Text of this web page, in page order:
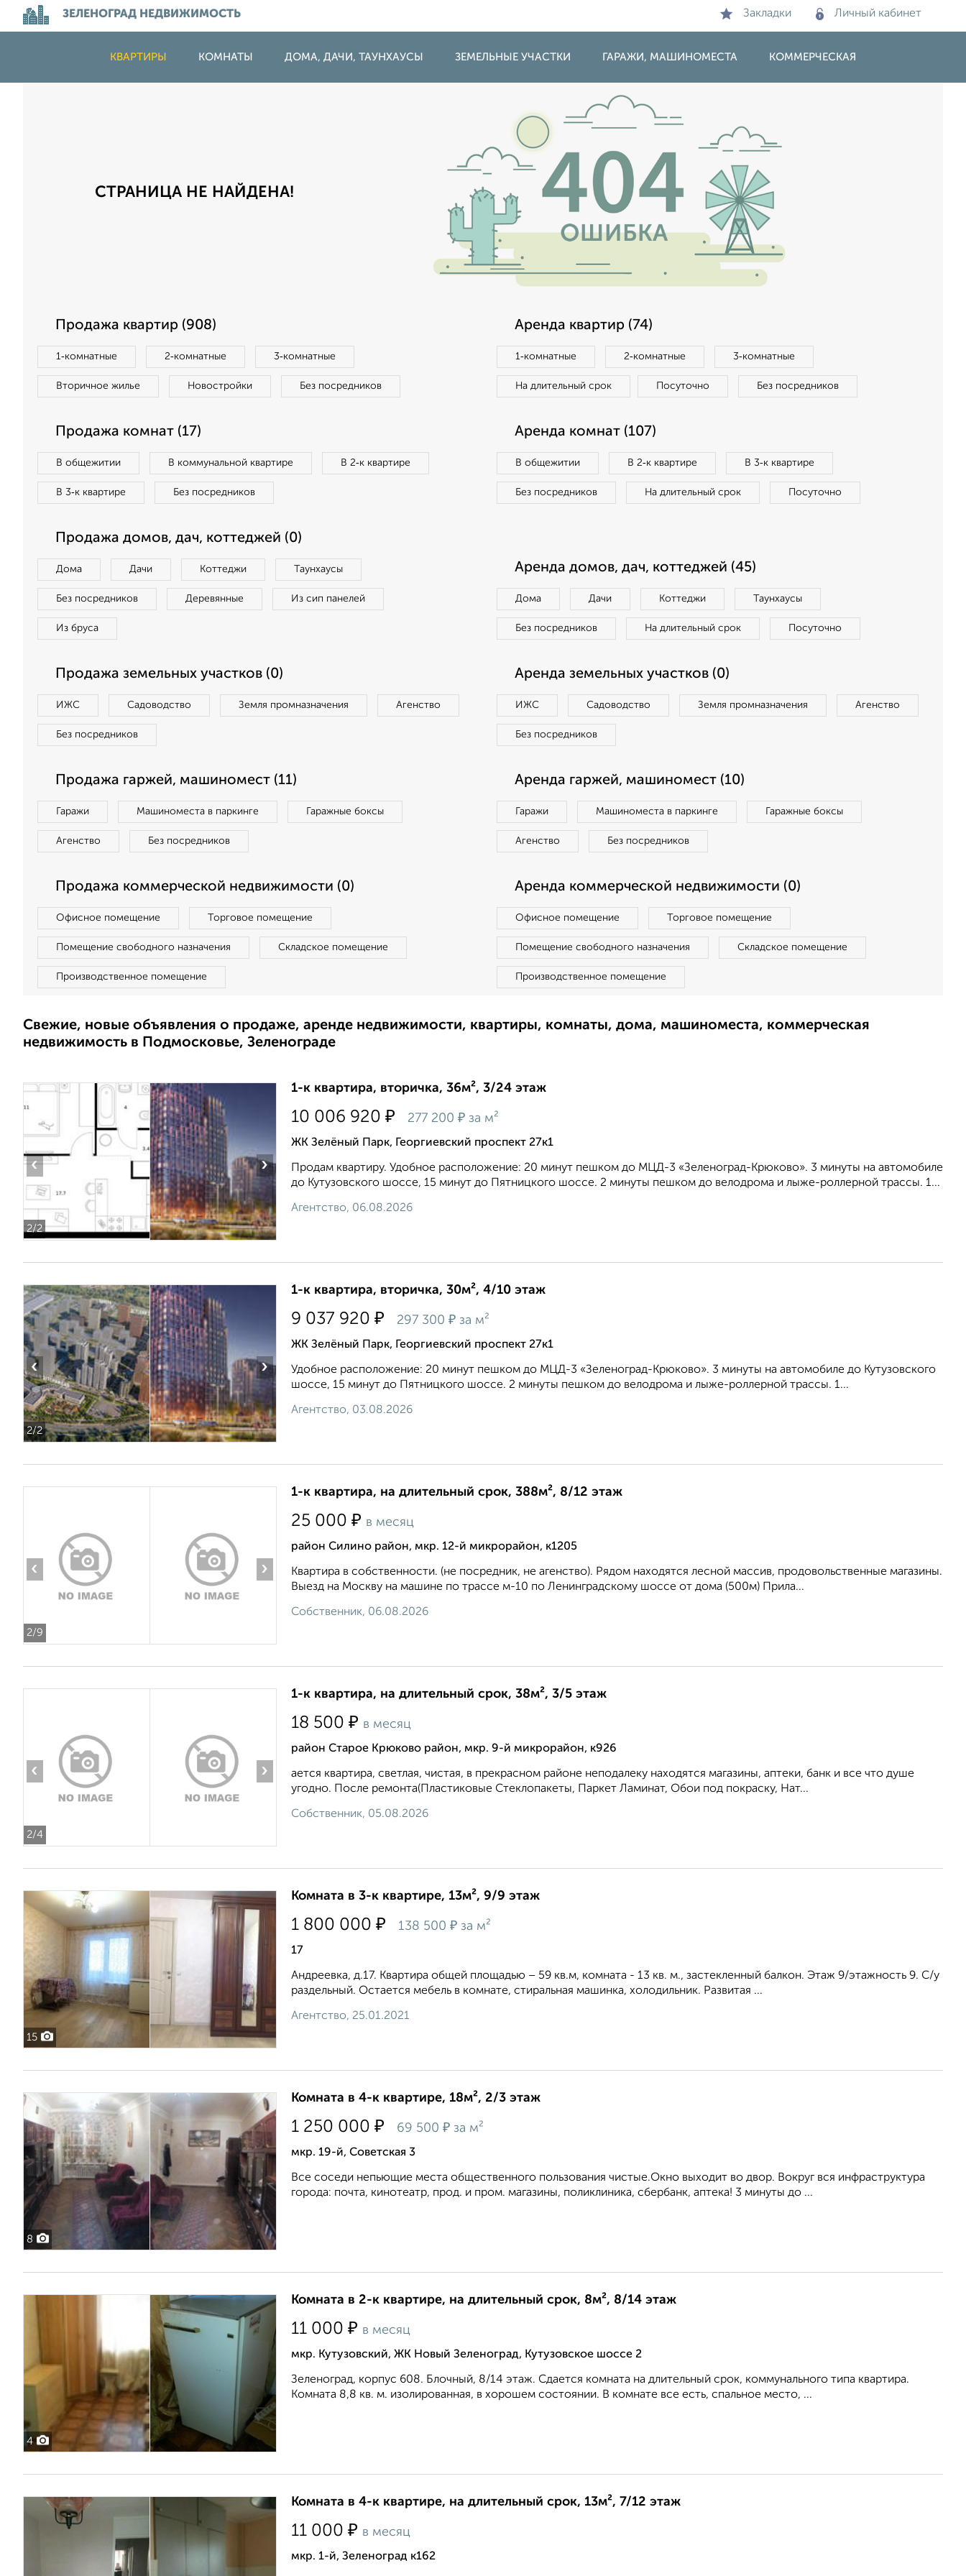
ЗЕЛЕНОГРАД НЕДВИЖИМОСТЬ Закладки Личный кабинет
КВАРТИРЫ КОМНАТЫ ДОМА, ДАЧИ, ТАУНХАУСЫ ЗЕМЕЛЬНЫЕ УЧАСТКИ ГАРАЖИ, МАШИНОМЕСТА КОММЕРЧЕСКАЯ
СТРАНИЦА НЕ НАЙДЕНА!
Продажа квартир (908)
1‑комнатные 2‑комнатные 3‑комнатные
Вторичное жилье Новостройки Без посредников
Аренда квартир (74)
1‑комнатные 2‑комнатные 3‑комнатные
На длительный срок Посуточно Без посредников
Продажа комнат (17)
В общежитии В коммунальной квартире В 2‑к квартире
В 3‑к квартире Без посредников
Аренда комнат (107)
В общежитии В 2‑к квартире В 3‑к квартире
Без посредников На длительный срок Посуточно
Продажа домов, дач, коттеджей (0)
Дома Дачи Коттеджи Таунхаусы
Без посредников Деревянные Из сип панелей
Из бруса
Аренда домов, дач, коттеджей (45)
Дома Дачи Коттеджи Таунхаусы
Без посредников На длительный срок Посуточно
Продажа земельных участков (0)
ИЖС Садоводство Земля промназначения Агенство
Без посредников
Аренда земельных участков (0)
ИЖС Садоводство Земля промназначения Агенство
Без посредников
Продажа гаржей, машиномест (11)
Гаражи Машиноместа в паркинге Гаражные боксы
Агенство Без посредников
Аренда гаржей, машиномест (10)
Гаражи Машиноместа в паркинге Гаражные боксы
Агенство Без посредников
Продажа коммерческой недвижимости (0)
Офисное помещение Торговое помещение
Помещение свободного назначения Складское помещение
Производственное помещение
Аренда коммерческой недвижимости (0)
Офисное помещение Торговое помещение
Помещение свободного назначения Складское помещение
Производственное помещение
Свежие, новые объявления о продаже, аренде недвижимости, квартиры, комнаты, дома, машиноместа, коммерческая
недвижимость в Подмосковье, Зеленограде
2/2
‹ ›
1-к квартира, вторичка, 36м², 3/24 этаж
10 006 920 ₽ 277 200 ₽ за м²
ЖК Зелёный Парк, Георгиевский проспект 27к1
Продам квартиру. Удобное расположение: 20 минут пешком до МЦД-3 «Зеленоград-Крюково». 3 минуты на автомобиле
до Кутузовского шоссе, 15 минут до Пятницкого шоссе. 2 минуты пешком до велодрома и лыже-роллерной трассы. 1...
Агентство, 06.08.2026
2/2
‹ ›
1-к квартира, вторичка, 30м², 4/10 этаж
9 037 920 ₽ 297 300 ₽ за м²
ЖК Зелёный Парк, Георгиевский проспект 27к1
Удобное расположение: 20 минут пешком до МЦД-3 «Зеленоград-Крюково». 3 минуты на автомобиле до Кутузовского
шоссе, 15 минут до Пятницкого шоссе. 2 минуты пешком до велодрома и лыже-роллерной трассы. 1...
Агентство, 03.08.2026
2/9
‹ ›
1-к квартира, на длительный срок, 388м², 8/12 этаж
25 000 ₽ в месяц
район Силино район, мкр. 12-й микрорайон, к1205
Квартира в собственности. (не посредник, не агенство). Рядом находятся лесной массив, продовольственные магазины.
Выезд на Москву на машине по трассе м-10 по Ленинградскому шоссе от дома (500м) Прила...
Собственник, 06.08.2026
2/4
‹ ›
1-к квартира, на длительный срок, 38м², 3/5 этаж
18 500 ₽ в месяц
район Старое Крюково район, мкр. 9-й микрорайон, к926
ается квартира, светлая, чистая, в прекрасном районе неподалеку находятся магазины, аптеки, банк и все что душе
угодно. После ремонта(Пластиковые Стеклопакеты, Паркет Ламинат, Обои под покраску, Нат...
Собственник, 05.08.2026
15
Комната в 3-к квартире, 13м², 9/9 этаж
1 800 000 ₽ 138 500 ₽ за м²
17
Андреевка, д.17. Квартира общей площадью – 59 кв.м, комната - 13 кв. м., застекленный балкон. Этаж 9/этажность 9. С/у
раздельный. Остается мебель в комнате, стиральная машинка, холодильник. Развитая ...
Агентство, 25.01.2021
8
Комната в 4-к квартире, 18м², 2/3 этаж
1 250 000 ₽ 69 500 ₽ за м²
мкр. 19-й, Советская 3
Все соседи непьющие места общественного пользования чистые.Окно выходит во двор. Вокруг вся инфраструктура
города: почта, кинотеатр, прод. и пром. магазины, поликлиника, сбербанк, аптека! 3 минуты до ...
4
Комната в 2-к квартире, на длительный срок, 8м², 8/14 этаж
11 000 ₽ в месяц
мкр. Кутузовский, ЖК Новый Зеленоград, Кутузовское шоссе 2
Зеленоград, корпус 608. Блочный, 8/14 этаж. Сдается комната на длительный срок, коммунального типа квартира.
Комната 8,8 кв. м. изолированная, в хорошем состоянии. В комнате все есть, спальное место, ...
Комната в 4-к квартире, на длительный срок, 13м², 7/12 этаж
11 000 ₽ в месяц
мкр. 1-й, Зеленоград к162